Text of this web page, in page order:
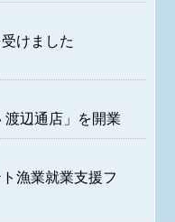
けました
渡辺通店」を開業
漁業就業支援フ